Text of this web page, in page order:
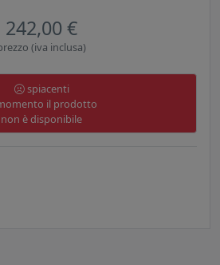
242,00 €
(iva inclusa)
spiacenti
il prodotto
non è disponibile